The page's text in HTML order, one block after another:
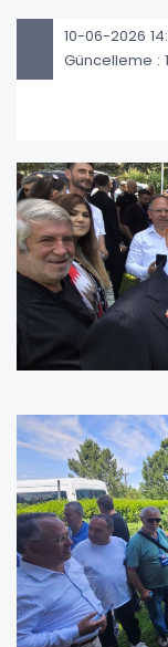
10-06-2026
Güncelleme :